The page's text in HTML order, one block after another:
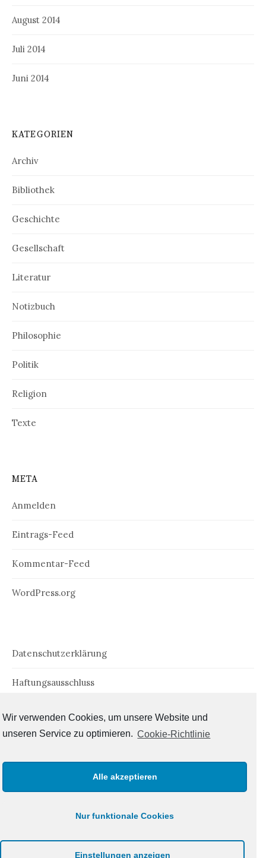
Wir verwenden Cookies, um unsere Website und
unseren Service zu optimieren. Cookie-Richtlinie
Alle akzeptieren
Nur funktionale Cookies
Einstellungen anzeigen
August 2014
Juli 2014
Juni 2014
KATEGORIEN
Archiv
Bibliothek
Geschichte
Gesellschaft
Literatur
Notizbuch
Philosophie
Politik
Religion
Texte
META
Anmelden
Eintrags-Feed
Kommentar-Feed
WordPress.org
Datenschutzerklärung
Haftungsausschluss
Impressum
Cookie-Richtlinie (EU)